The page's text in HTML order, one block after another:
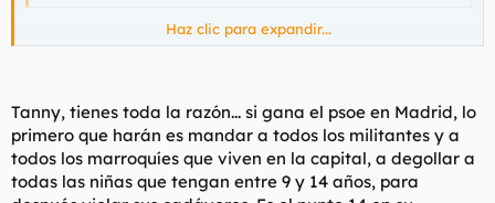
Dios te libre de votar al PSOE, ten seguro que si ganan la cosa
Haz clic para expandir...
Tanny, tienes toda la razón... si gana el psoe en Madrid, lo
primero que harán es mandar a todos los militantes y a
todos los marroquíes que viven en la capital, a degollar a
todas las niñas que tengan entre 9 y 14 años, para